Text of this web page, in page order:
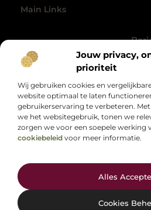
Jouw privacy,
prioriteit
Wij gebruiken cookies en
website optimaal te laten
gebruikerservaring te verbeteren.
we het websitegebruik, tonen we
zorgen we voor een soepele werking
cookiebeleid voor meer informatie.
Alles
Cookies
Main Links
Design by
www.picklebal.nl.